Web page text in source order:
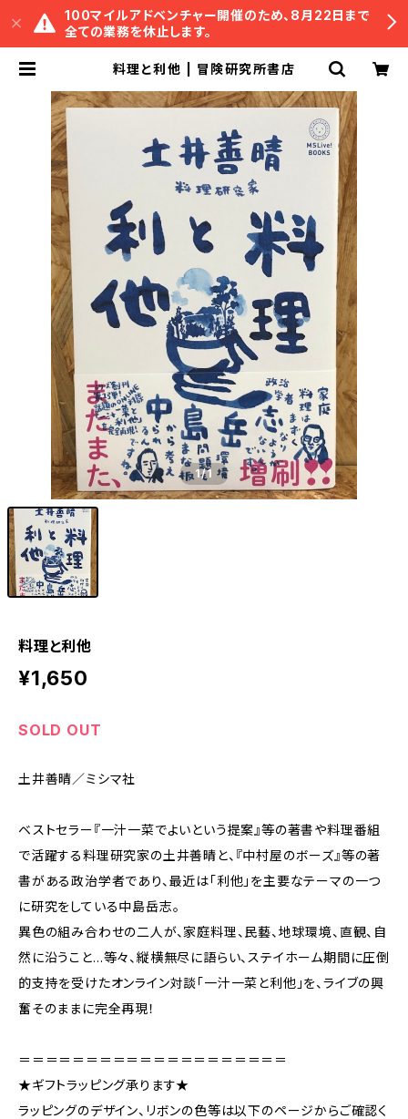
100マイルアドベンチャー開催のため、8月22日まで
全ての業務を休止します。
料理と利他 | 冒険研究所書店
1/1
料理と利他
¥1,650
SOLD OUT
土井善晴／ミシマ社
ベストセラー『一汁一菜でよいという提案』等の著書や料理番組
で活躍する料理研究家の土井善晴と、『中村屋のボーズ』等の著
書がある政治学者であり、最近は「利他」を主要なテーマの一つ
に研究をしている中島岳志。
異色の組み合わせの二人が、家庭料理、民藝、地球環境、直観、自
然に沿うこと…等々、縦横無尽に語らい、ステイホーム期間に圧倒
的支持を受けたオンライン対談「一汁一菜と利他」を、ライブの興
奮そのままに完全再現！
＝＝＝＝＝＝＝＝＝＝＝＝＝＝＝＝＝＝＝＝
★ギフトラッピング承ります★
ラッピングのデザイン、リボンの色等は以下のページからご確認く